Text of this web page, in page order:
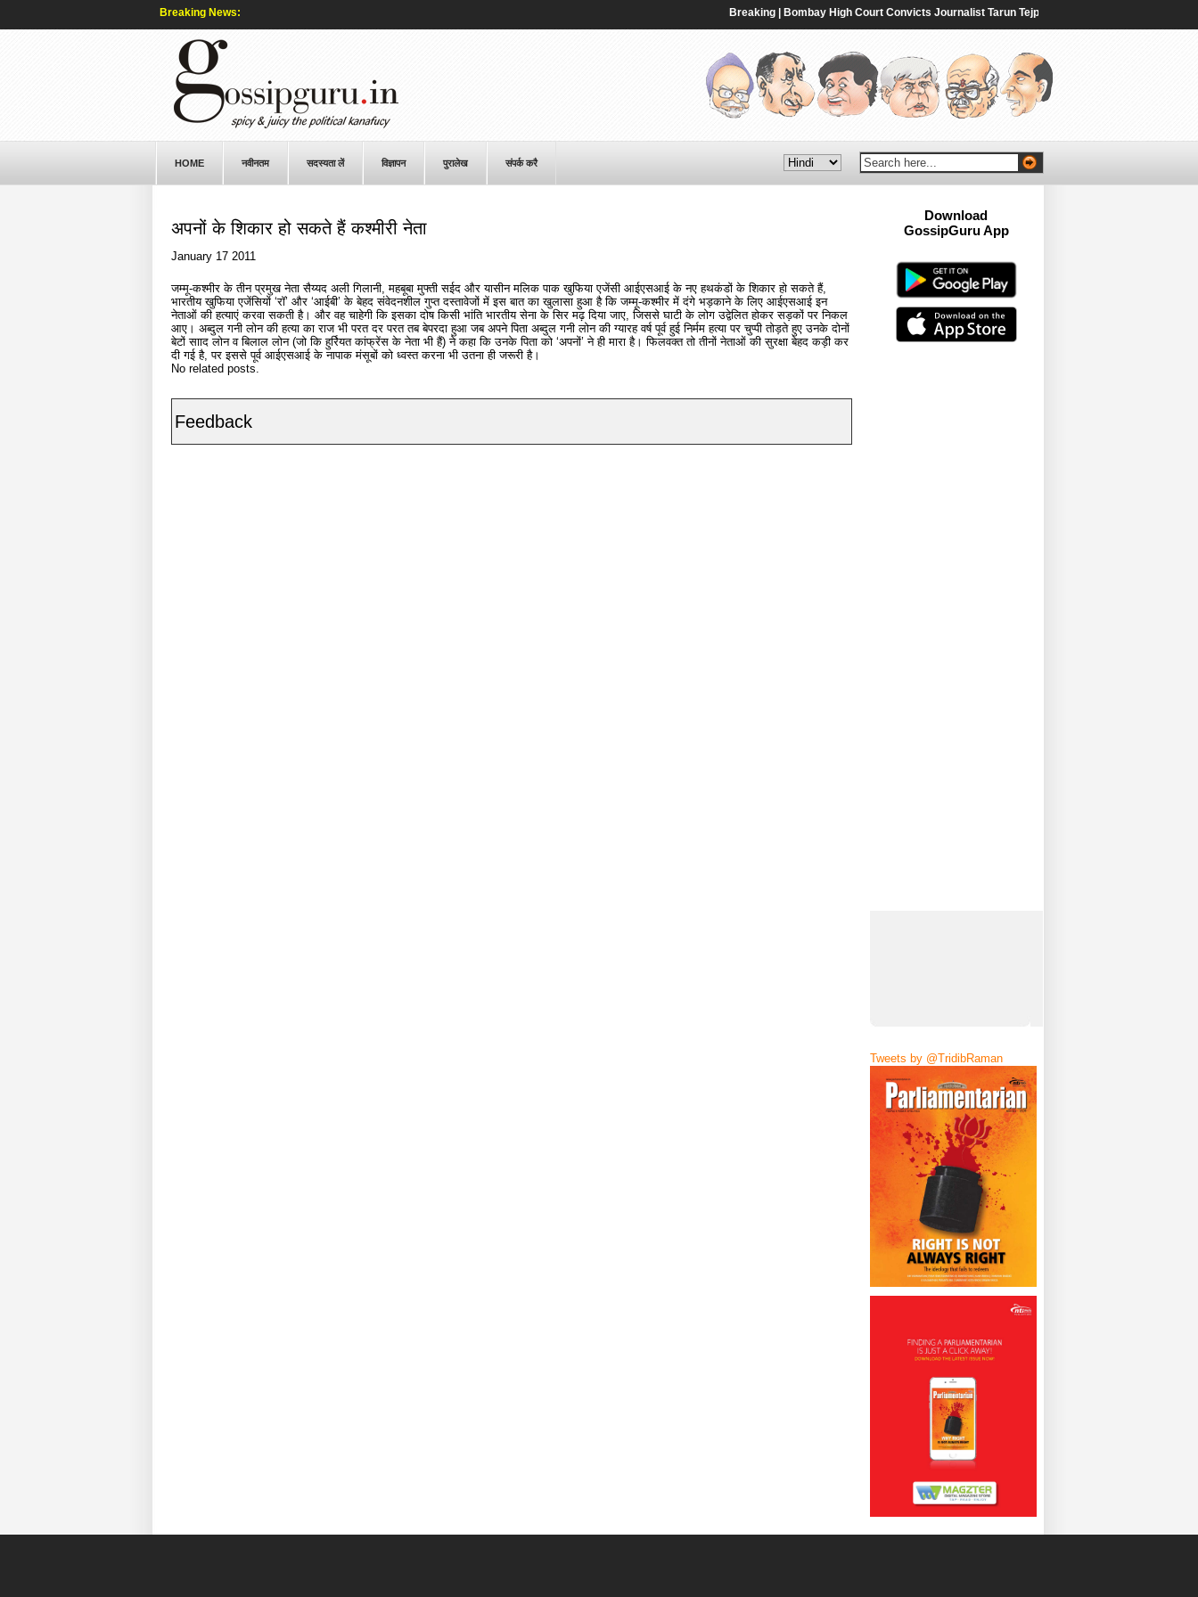
Breaking News: Breaking | Bombay High Court Convicts Journalist Tarun Tejpal In 2013 Rape Case, Sets Aside
HOME नवीनतम सदस्यता लें विज्ञापन पुरालेख संपर्क करै
अपनों के शिकार हो सकते हैं कश्मीरी नेता
January 17 2011
जम्मू-कश्मीर के तीन प्रमुख नेता सैय्यद अली गिलानी, महबूबा मुफ्ती सईद और यासीन मलिक पाक खुफिया एजेंसी आईएसआई के नए हथकंडों के शिकार हो सकते हैं,
भारतीय खुफिया एजेंसियों ‘रॉ’ और ‘आईबी’ के बेहद संवेदनशील गुप्त दस्तावेजों में इस बात का खुलासा हुआ है कि जम्मू-कश्मीर में दंगे भड़काने के लिए आईएसआई इन
नेताओं की हत्याएं करवा सकती है। और वह चाहेगी कि इसका दोष किसी भांति भारतीय सेना के सिर मढ़ दिया जाए, जिससे घाटी के लोग उद्वेलित होकर सड़कों पर निकल
आए। अब्दुल गनी लोन की हत्या का राज भी परत दर परत तब बेपरदा हुआ जब अपने पिता अब्दुल गनी लोन की ग्यारह वर्ष पूर्व हुई निर्मम हत्या पर चुप्पी तोड़ते हुए उनके दोनों
बेटों सााद लोन व बिलाल लोन (जो कि हुर्रियत कांफ्रेंस के नेता भी हैं) ने कहा कि उनके पिता को ‘अपनों’ ने ही मारा है। फिलवक्त तो तीनों नेताओं की सुरक्षा बेहद कड़ी कर
दी गई है, पर इससे पूर्व आईएसआई के नापाक मंसूबों को ध्वस्त करना भी उतना ही जरूरी है।
No related posts.
Feedback
Download
GossipGuru App
Tweets by @TridibRaman